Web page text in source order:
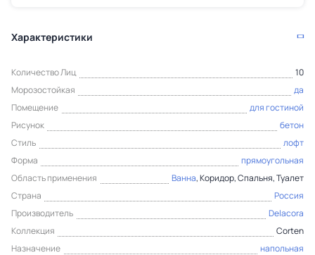
Характеристики
Количество Лиц
10
Морозостойкая
да
Помещение
для гостиной
Рисунок
бетон
Стиль
лофт
Форма
прямоугольная
Область применения
Ванна, Коридор, Спальня, Туалет
Страна
Россия
Производитель
Delacora
Коллекция
Corten
Назначение
напольная